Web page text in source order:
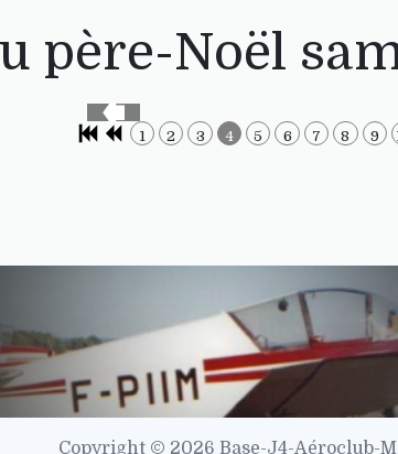
père-Noël
1 2 3 4 5 6 7 8 9
Copyright © 2026 Base-J4-Aéroclub-